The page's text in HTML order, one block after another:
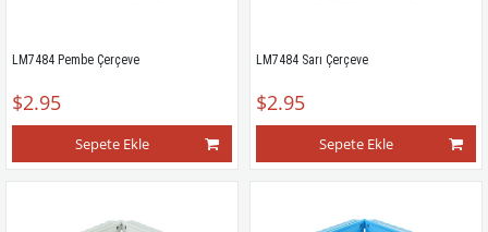
LM7484 Pembe Çerçeve
$2.95
Sepete Ekle
LM7484 Sarı Çerçeve
$2.95
Sepete Ekle